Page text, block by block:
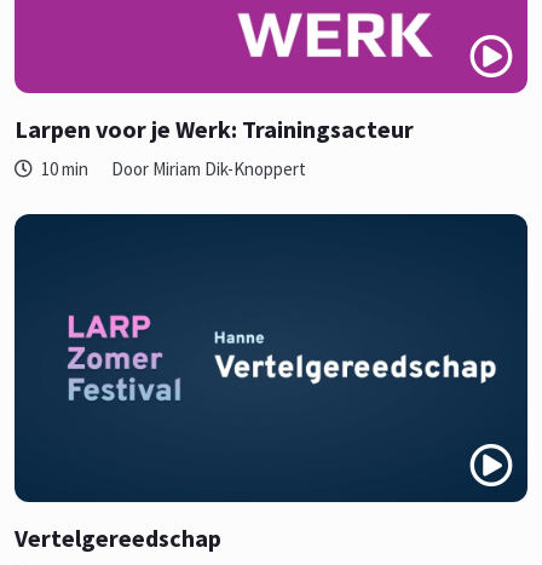
Larpen voor je Werk: Trainingsacteur
10 min Door Miriam Dik-Knoppert
Vertelgereedschap